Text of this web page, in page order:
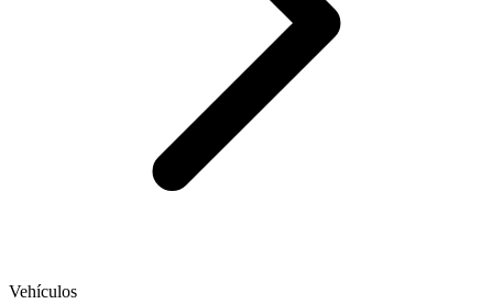
Vehículos